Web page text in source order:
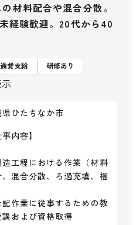
材料配合や混合分散。
経験歓迎。20代から40
費支給
研修あり
県ひたちなか市
事内容】
造工程における作業（材料
、混合分散、ろ過充填、梱
記作業に従事するための教
講および資格取得